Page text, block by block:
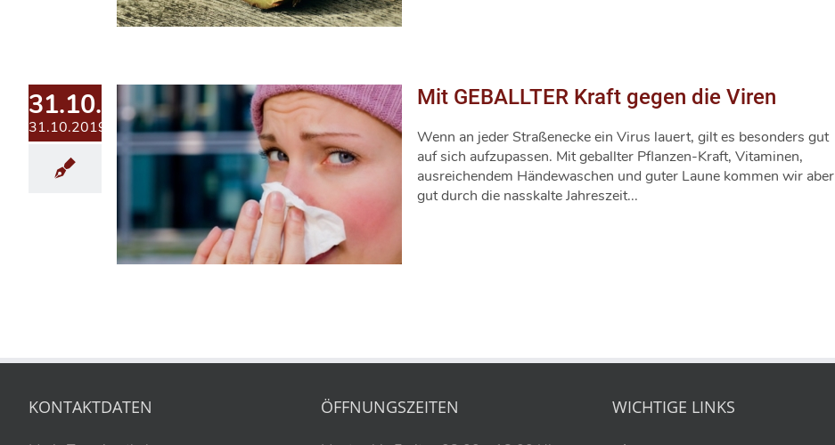
31.10.2019
31.10.2019
Mit GEBALLTER Kraft gegen die Viren
Wenn an jeder Straßenecke ein Virus lauert, gilt es besonders gut
auf sich aufzupassen. Mit geballter Pflanzen-Kraft, Vitaminen,
ausreichendem Händewaschen und guter Laune kommen wir aber
gut durch die nasskalte Jahreszeit...
KONTAKTDATEN ÖFFNUNGSZEITEN WICHTIGE LINKS